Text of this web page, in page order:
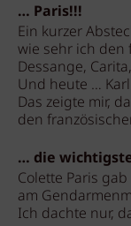
… Paris!!!
Ein kurzer
wie sehr ich den
Dessange,
Und heute …
Das zeigte mir,
den
… die
Colette Paris
am
Ich dachte nur,